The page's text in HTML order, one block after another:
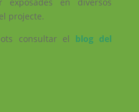
projecte.
consultar el blog del